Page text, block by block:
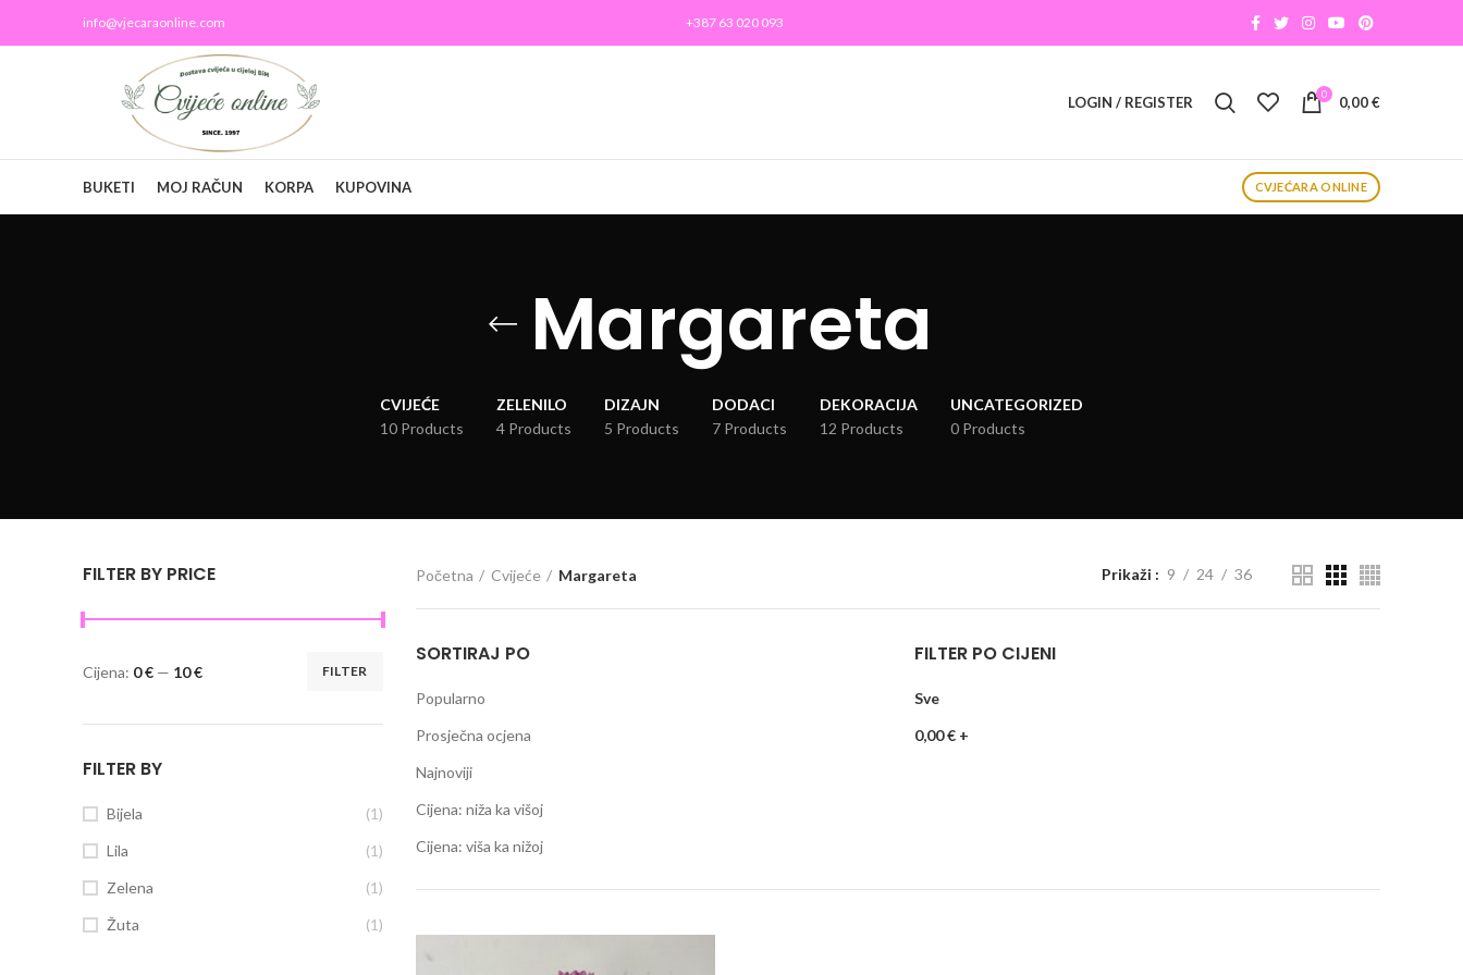
info@vjecaraonline.com +387 63 020 093
LOGIN / REGISTER 0 0,00€
BUKETI MOJ RAČUN KORPA KUPOVINA CVJEĆARA ONLINE
Margareta
CVIJEĆE
10 Products
ZELENILO
4 Products
DIZAJN
5 Products
DODACI
7 Products
DEKORACIJA
12 Products
UNCATEGORIZED
0 Products
FILTER BY PRICE
Minimalna
Maksimalna
FILTER
Cijena: 0 € — 10 €
FILTER BY
Bijela
(1)
Lila
(1)
Zelena
(1)
Žuta
(1)
Početna Cvijeće Margareta Prikaži 9 24 36
SORTIRAJ PO
Popularno
Prosječna ocjena
Najnoviji
Cijena: niža ka višoj
Cijena: viša ka nižoj
FILTER PO CIJENI
Sve
0,00€+